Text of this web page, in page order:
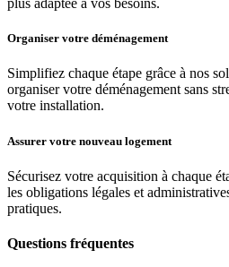
plus adaptée à vos besoins.
Organiser votre déménagement
Simplifiez chaque étape grâce à nos
organiser votre déménagement sans
votre installation.
Assurer votre nouveau logement
Sécurisez votre acquisition à chaque
les obligations légales et
pratiques.
Questions fréquentes